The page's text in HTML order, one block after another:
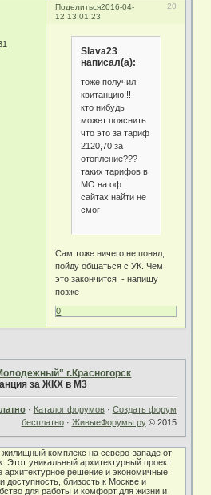
Поделиться 20
2016-04-
12 13:01:23
Slava23
написал(а):
тоже получил
квитанцию!!!
кто нибудь
может пояснить
что это за тариф
2120,70 за
отопление???
таких тарифов в
МО на оф
сайтах найти не
смог
Сам тоже ничего не понял,
пойду общаться с УК. Чем
это закончится - напишу
позже
0
г.Красногорск
за ЖКХ в М3
· Каталог форумов· Создать форум
бесплатно· ЖивыеФорумы.ру© 2015
комплекс на северо-западе от
Этот уникальный архитектурный проект
архитектурное решение и экономичные
доступность, близость к Москве и
для работы и комфорт для жизни и